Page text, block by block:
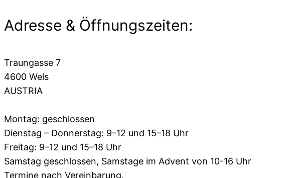
Adresse & Öffnungszeiten:
Traungasse 7
4600 Wels
AUSTRIA
Montag: geschlossen
Dienstag – Donnerstag: 9–12 und 15–18 Uhr
Freitag: 9–12 und 15–18 Uhr
Samstag geschlossen, Samstage im Advent von 10-16 Uhr
Termine nach Vereinbarung.